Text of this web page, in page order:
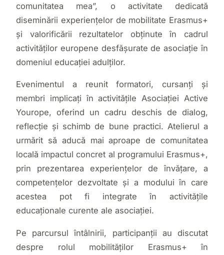
comunitatea mea”, o activitate dedicată
diseminării experiențelor de mobilitate Erasmus+
și valorificării rezultatelor obținute în cadrul
activităților europene desfășurate de asociație în
domeniul educației adulților.
Evenimentul a reunit formatori, cursanți și
membri implicați în activitățile Asociației Active
Yourope, oferind un cadru deschis de dialog,
reflecție și schimb de bune practici. Atelierul a
urmărit să aducă mai aproape de comunitatea
locală impactul concret al programului Erasmus+,
prin prezentarea experiențelor de învățare, a
competențelor dezvoltate și a modului în care
acestea pot fi integrate în activitățile
educaționale curente ale asociației.
Pe parcursul întâlnirii, participanții au discutat
despre rolul mobilităților Erasmus+ în